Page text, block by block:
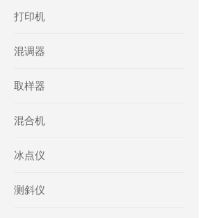
打印机
混调器
取样器
混合机
冰点仪
测斜仪